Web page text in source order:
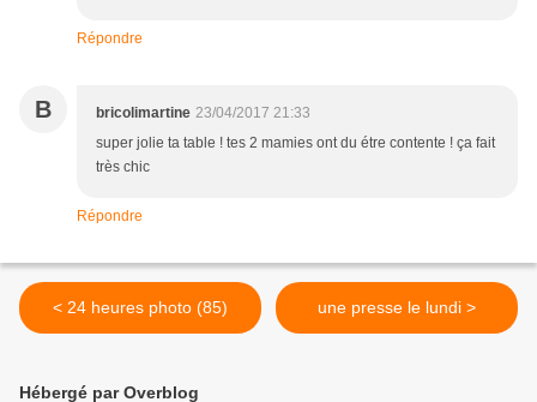
Répondre
B bricolimartine 23/04/2017 21:33
super jolie ta table ! tes 2 mamies ont du étre contente ! ça fait
très chic
Répondre
< 24 heures photo (85) une presse le lundi >
Hébergé par Overblog